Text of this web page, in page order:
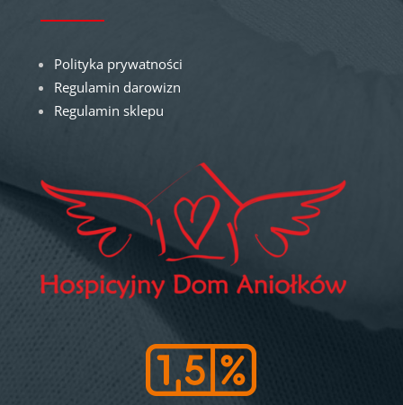
Polityka prywatności
Regulamin darowizn
Regulamin sklepu